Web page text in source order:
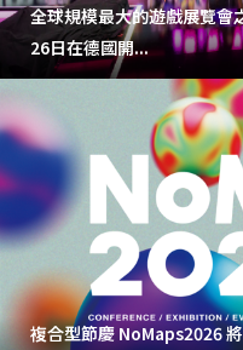
全球規模最大的遊戲展覽
26日在德國開...
複合型節慶 NoMaps2026